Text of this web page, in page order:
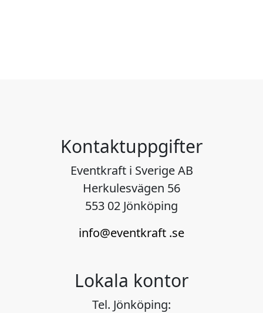
Kontaktuppgifter
Eventkraft i Sverige AB
Herkulesvägen 56
553 02 Jönköping
info@eventkraft .se
Lokala kontor
Tel. Jönköping: